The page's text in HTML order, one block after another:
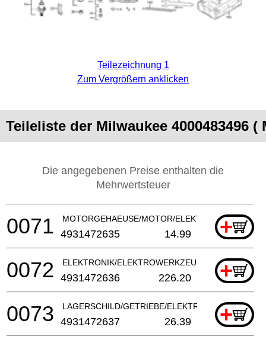
Teilezeichnung 1
Zum Vergrößern anklicken
Teileliste der Milwaukee 4000483496 (
Die angegebenen Preise enthalten die
Mehrwertsteuer
MOTORGEHAEUSE/MOTOR/ELEKTROWERKZEUG
+
0071 4931472635 14.99
ELEKTRONIK/ELEKTROWERKZEUG +
0072 4931472636 226.20
LAGERSCHILD/GETRIEBE/ELEKTROWERKZEUG
+
0073 4931472637 26.39